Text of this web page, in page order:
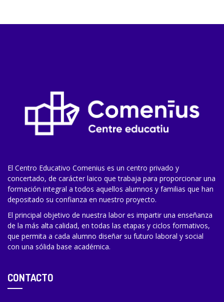
El Centro Educativo Comenius es un centro privado y
concertado, de carácter laico que trabaja para proporcionar una
formación integral a todos aquellos alumnos y familias que han
depositado su confianza en nuestro proyecto.
El principal objetivo de nuestra labor es impartir una enseñanza
de la más alta calidad, en todas las etapas y ciclos formativos,
que permita a cada alumno diseñar su futuro laboral y social
con una sólida base académica.
CONTACTO